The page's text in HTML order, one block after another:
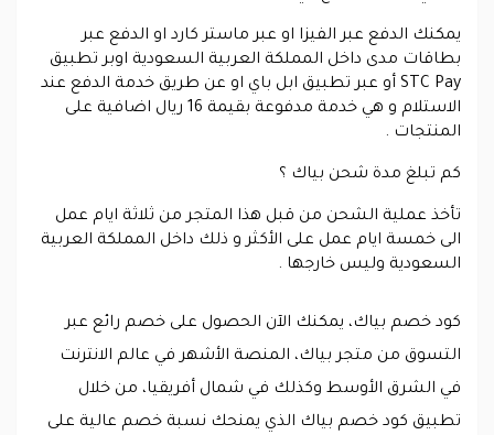
يمكنك الدفع عبر الفيزا او عبر ماستر كارد او الدفع عبر
بطاقات مدى داخل المملكة العربية السعودية اوبر تطبيق
STC Pay أو عبر تطبيق ابل باي او عن طريق خدمة الدفع عند
الاستلام و هي خدمة مدفوعة بقيمة 16 ريال اضافية على
المنتجات .
كم تبلغ مدة شحن بياك ؟
تأخذ عملية الشحن من قبل هذا المتجر من ثلاثة ايام عمل
الى خمسة ايام عمل على الأكثر و ذلك داخل المملكة العربية
السعودية وليس خارجها .
كود خصم بياك، يمكنك الآن الحصول على خصم رائع عبر
التسوق من متجر بياك، المنصة الأشهر في عالم الانترنت
في الشرق الأوسط وكذلك في شمال أفريقيا، من خلال
تطبيق كود خصم بياك الذي يمنحك نسبة خصم عالية على